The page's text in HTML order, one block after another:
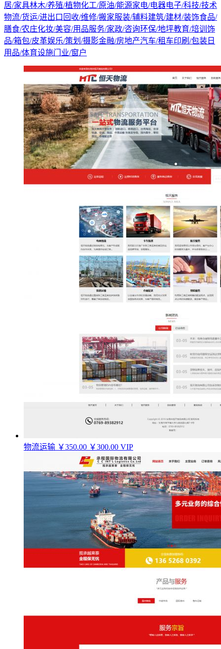
居/家具林木/养殖/植物化工/原油/能源家电/电器电子/科技/技术
物流/货运/进出口 回收/维修/搬家服装/辅料建筑/建材/装饰食品/
膳食/农庄化妆/美容/用品服务/家政/咨询环保/地坪教育/培训 饰
品/箱包/皮革娱乐/策划/摄影金融/房地产汽车/租车印刷/包装 日
用品/体育设施门业/窗户
物流运输 ￥350.00 ￥300.00 VIP